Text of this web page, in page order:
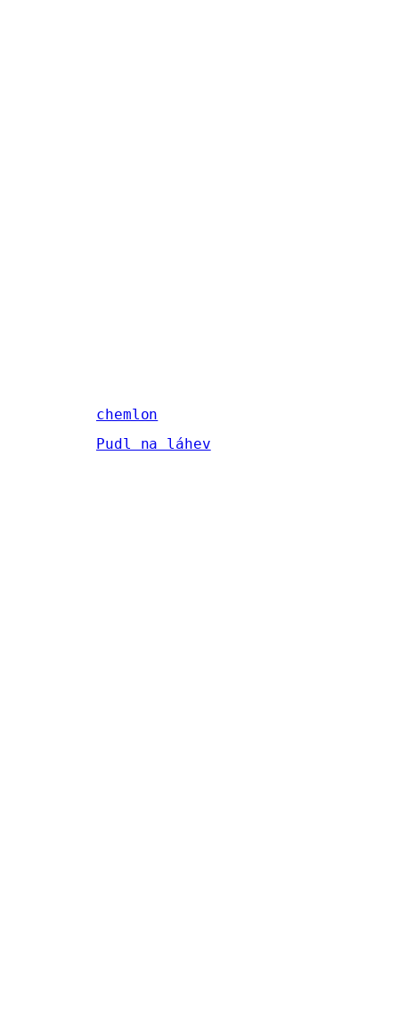
chemlon
Pudl na láhev